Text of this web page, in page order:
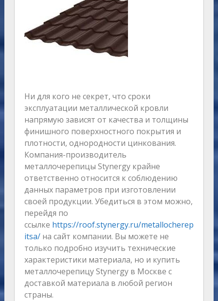
Ни для кого не секрет, что сроки
эксплуатации металлической кровли
напрямую зависят от качества и толщины
финишного поверхностного покрытия и
плотности, однородности цинкования.
Компания-производитель
металлочерепицы Stynergy крайне
ответственно относится к соблюдению
данных параметров при изготовлении
своей продукции. Убедиться в этом можно,
перейдя по
ссылке https://roof.stynergy.ru/metallocherep
itsa/на сайт компании. Вы можете не
только подробно изучить технические
характеристики материала, но и купить
металлочерепицу Stynergy в Москве с
доставкой материала в любой регион
страны.